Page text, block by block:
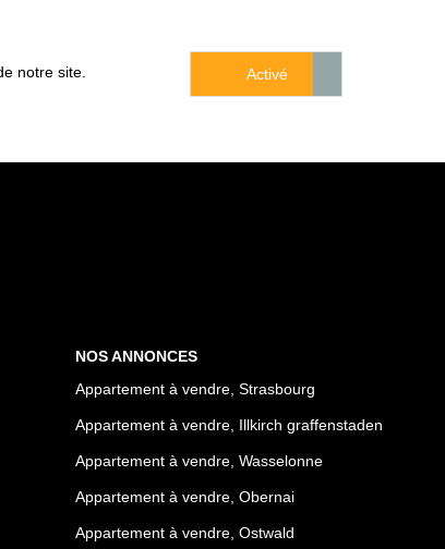
notre site.
Activé
NOS ANNONCES
Appartement à vendre, Strasbourg
Appartement à vendre, Illkirch graffenstaden
Appartement à vendre, Wasselonne
Appartement à vendre, Obernai
Appartement à vendre, Ostwald